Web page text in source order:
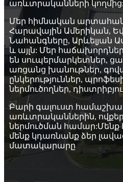
առևտրականների
Մեր հիմնական
Հարավային Ամերիկան,
Նահանգները, Արևելյան
և այլն: Մեր
են սուպերմարկետներ,
առցանց խանութներ,
ընկերություններ,
ներմուծողներ,
Բարի գալուստ
առևտրականներին,
ներմուծման համար:Մենք
մենք կդառնանք ձեր
մատակարարը